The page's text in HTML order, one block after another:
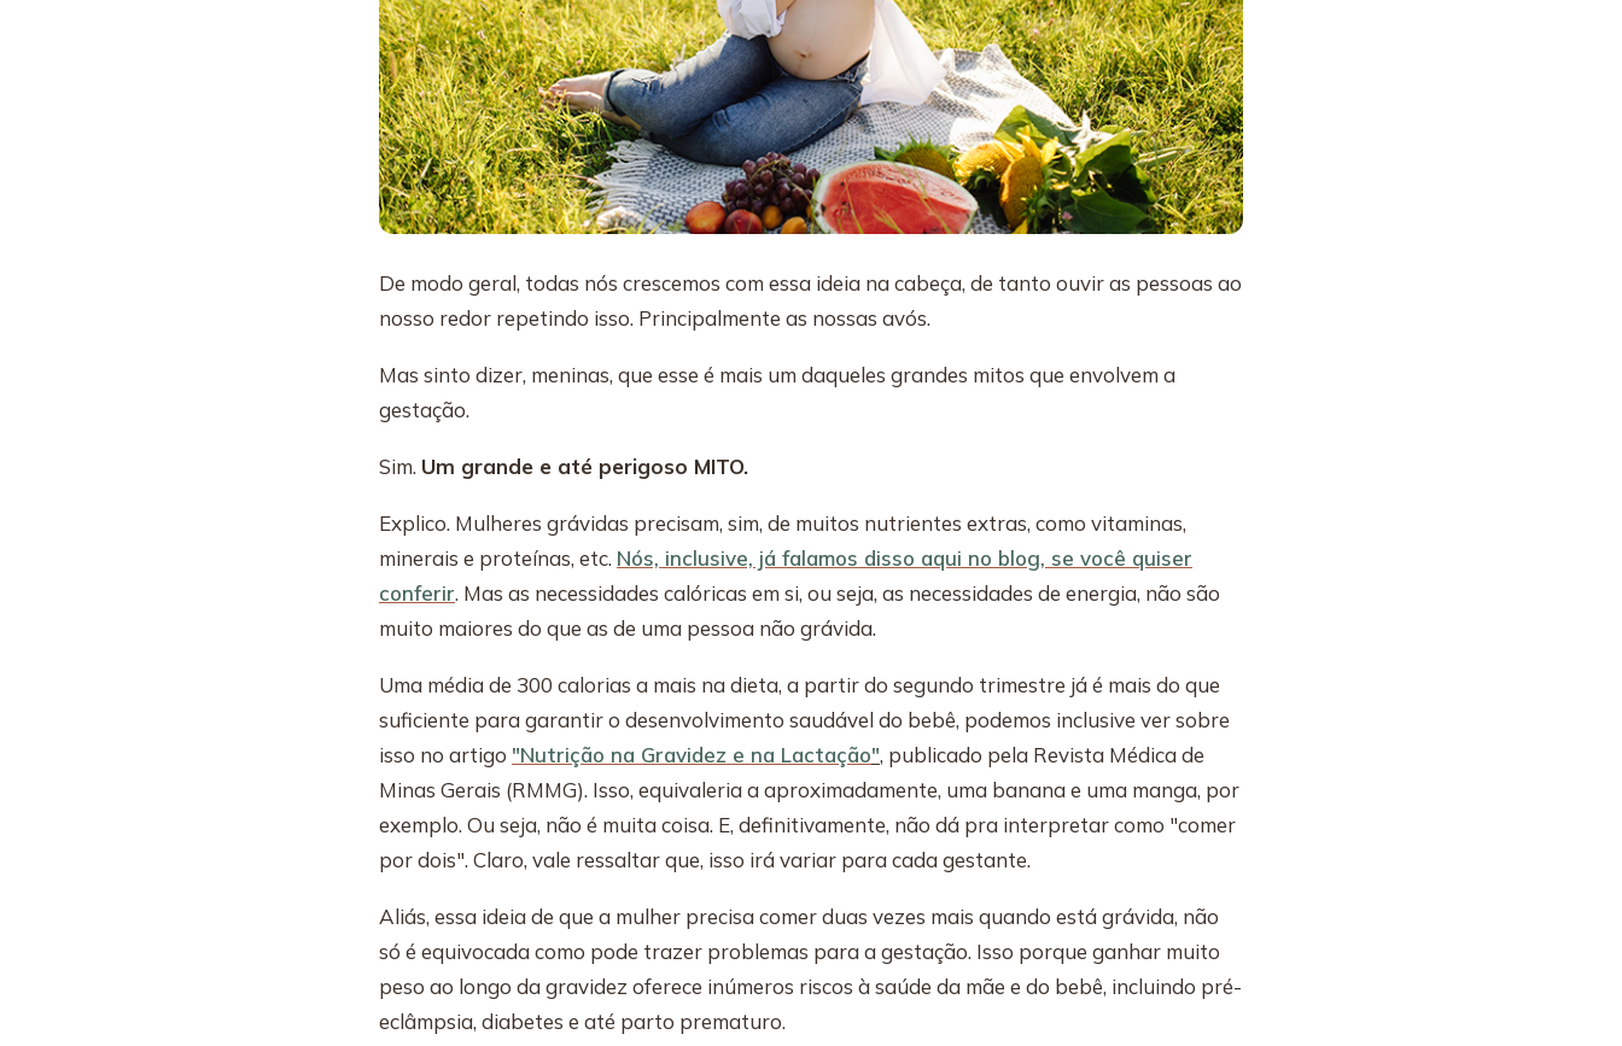
De modo geral, todas nós crescemos com essa ideia na cabeça, de tanto ouvir as pessoas ao
nosso redor repetindo isso. Principalmente as nossas avós.
Mas sinto dizer, meninas, que esse é mais um daqueles grandes mitos que envolvem a
gestação.
Sim. Um grande e até perigoso MITO.
Explico. Mulheres grávidas precisam, sim, de muitos nutrientes extras, como vitaminas,
minerais e proteínas, etc. Nós, inclusive, já falamos disso aqui no blog, se você quiser
conferir. Mas as necessidades calóricas em si, ou seja, as necessidades de energia, não são
muito maiores do que as de uma pessoa não grávida.
Uma média de 300 calorias a mais na dieta, a partir do segundo trimestre já é mais do que
suficiente para garantir o desenvolvimento saudável do bebê, podemos inclusive ver sobre
isso no artigo "Nutrição na Gravidez e na Lactação", publicado pela Revista Médica de
Minas Gerais (RMMG). Isso, equivaleria a aproximadamente, uma banana e uma manga, por
exemplo. Ou seja, não é muita coisa. E, definitivamente, não dá pra interpretar como "comer
por dois". Claro, vale ressaltar que, isso irá variar para cada gestante.
Aliás, essa ideia de que a mulher precisa comer duas vezes mais quando está grávida, não
só é equivocada como pode trazer problemas para a gestação. Isso porque ganhar muito
peso ao longo da gravidez oferece inúmeros riscos à saúde da mãe e do bebê, incluindo pré-
eclâmpsia, diabetes e até parto prematuro.